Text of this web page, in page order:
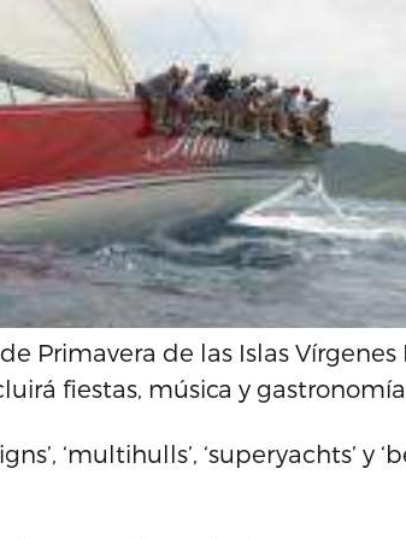
Primavera de las Islas Vírgenes
fiestas, música y
‘multihulls’, ‘superyachts’ y